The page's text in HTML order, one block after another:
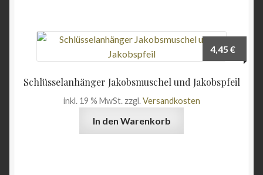
werden
Schlüsselanhänger Jakobsmuschel und Jakobspfeil
4,45€
inkl. 19 % MwSt. zzgl.Versandkosten
In den Warenkorb